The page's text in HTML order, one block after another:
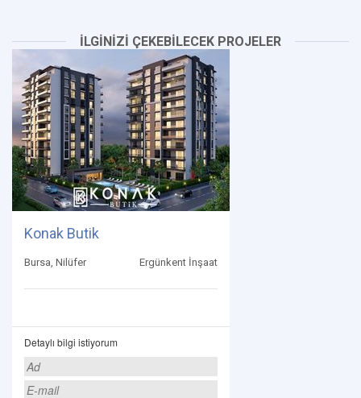
İLGİNİZİ ÇEKEBİLECEK PROJELER
Konak Butik
Bursa, Nilüfer Ergünkent İnşaat
Detaylı bilgi istiyorum